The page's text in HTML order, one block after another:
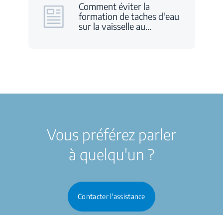
Comment éviter la
formation de taches d'eau
sur la vaisselle au…
Vous préférez parler
à quelqu'un ?
Contacter l'assistance